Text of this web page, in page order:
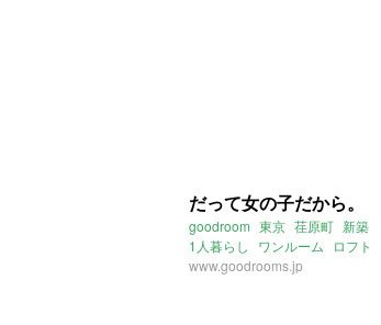
だって女の子だから。
goodroom 東京 荏原町 新築
1人暮らし
ワンルーム
ロフト
女性
www.goodrooms.jp